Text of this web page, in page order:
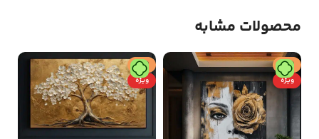
محصولات مشابه
حراج
ویژه
حراج
ویژه